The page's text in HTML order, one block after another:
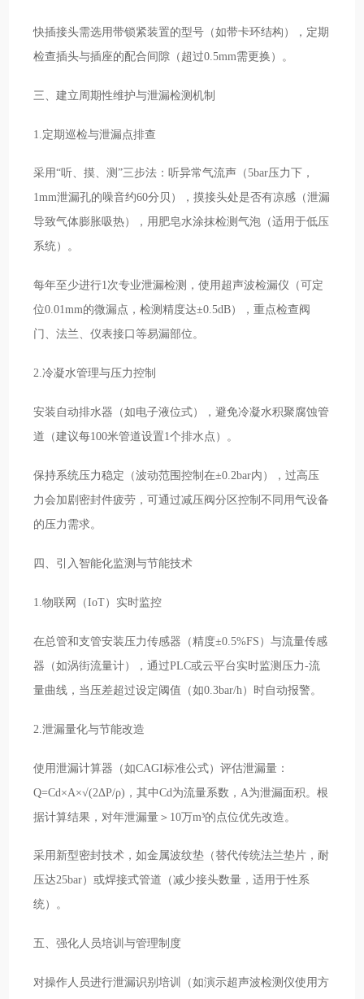
快插接头需选用带锁紧装置的型号（如带卡环结构），定期
检查插头与插座的配合间隙（超过0.5mm需更换）。
三、建立周期性维护与泄漏检测机制
1.定期巡检与泄漏点排查
采用“听、摸、测”三步法：听异常气流声（5bar压力下，
1mm泄漏孔的噪音约60分贝），摸接头处是否有凉感（泄漏
导致气体膨胀吸热），用肥皂水涂抹检测气泡（适用于低压
系统）。
每年至少进行1次专业泄漏检测，使用超声波检漏仪（可定
位0.01mm的微漏点，检测精度达±0.5dB），重点检查阀
门、法兰、仪表接口等易漏部位。
2.冷凝水管理与压力控制
安装自动排水器（如电子液位式），避免冷凝水积聚腐蚀管
道（建议每100米管道设置1个排水点）。
保持系统压力稳定（波动范围控制在±0.2bar内），过高压
力会加剧密封件疲劳，可通过减压阀分区控制不同用气设备
的压力需求。
四、引入智能化监测与节能技术
1.物联网（IoT）实时监控
在总管和支管安装压力传感器（精度±0.5%FS）与流量传感
器（如涡街流量计），通过PLC或云平台实时监测压力-流
量曲线，当压差超过设定阈值（如0.3bar/h）时自动报警。
2.泄漏量化与节能改造
使用泄漏计算器（如CAGI标准公式）评估泄漏量：
Q=Cd×A×√(2ΔP/ρ)，其中Cd为流量系数，A为泄漏面积。根
据计算结果，对年泄漏量＞10万m³的点位优先改造。
采用新型密封技术，如金属波纹垫（替代传统法兰垫片，耐
压达25bar）或焊接式管道（减少接头数量，适用于性系
统）。
五、强化人员培训与管理制度
对操作人员进行泄漏识别培训（如演示超声波检测仪使用方